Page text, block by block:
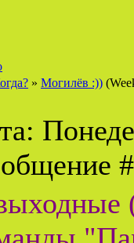
» Могилёв :))